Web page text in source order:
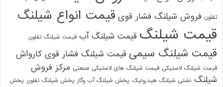
تفلون فروش شیلنگ فشار قوی قیمت انواع شیلنگ
قیمت شیلنگ قیمت شیلنگ آب قیمت شیلنگ تفلون
قیمت شیلنگ سیمی قیمت شیلنگ فشار قوی کارواش
قیمت شیلنگ لاستیکی قیمت شیلنگ های لاستیکی صنعتی مرکز فروش
شیلنگ نشتی شیلنگ هیدرولیک پخش شیلنگ آب وگاز پخش شیلنگ تفلون پخش